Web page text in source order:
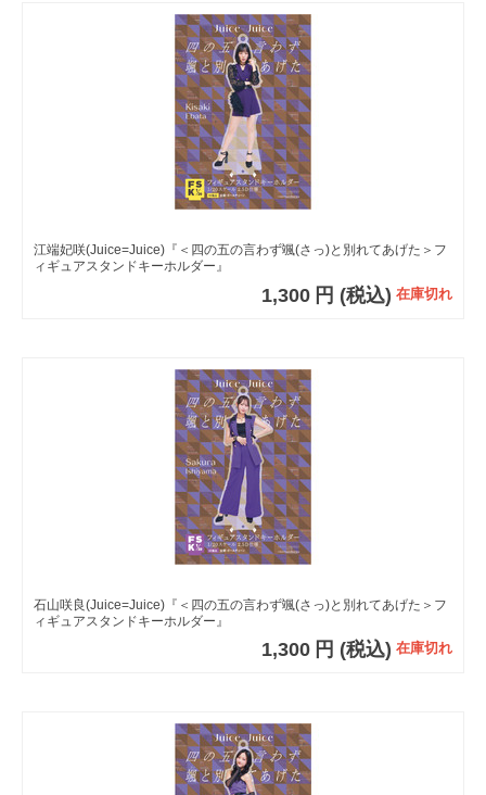
江端妃咲(Juice=Juice)『＜四の五の言わず颯(さっ)と別れてあげた＞フ
ィギュアスタンドキーホルダー』
1,300 円 (税込) 在庫切れ
石山咲良(Juice=Juice)『＜四の五の言わず颯(さっ)と別れてあげた＞フ
ィギュアスタンドキーホルダー』
1,300 円 (税込) 在庫切れ